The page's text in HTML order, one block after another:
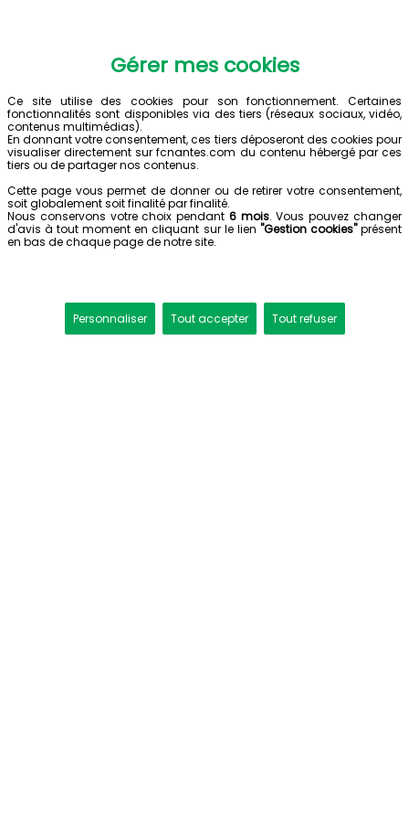
Gérer mes cookies
Ce site utilise des cookies pour son fonctionnement. Certaines
fonctionnalités sont disponibles via des tiers (réseaux sociaux, vidéo,
contenus multimédias).
En donnant votre consentement, ces tiers déposeront des cookies pour
visualiser directement sur fcnantes.com du contenu hébergé par ces
tiers ou de partager nos contenus.
Cette page vous permet de donner ou de retirer votre consentement,
soit globalement soit finalité par finalité.
Nous conservons votre choix pendant 6 mois. Vous pouvez changer
d'avis à tout moment en cliquant sur le lien "Gestion cookies"présent
en bas de chaque page de notre site.
Personnaliser Tout accepter Tout refuser